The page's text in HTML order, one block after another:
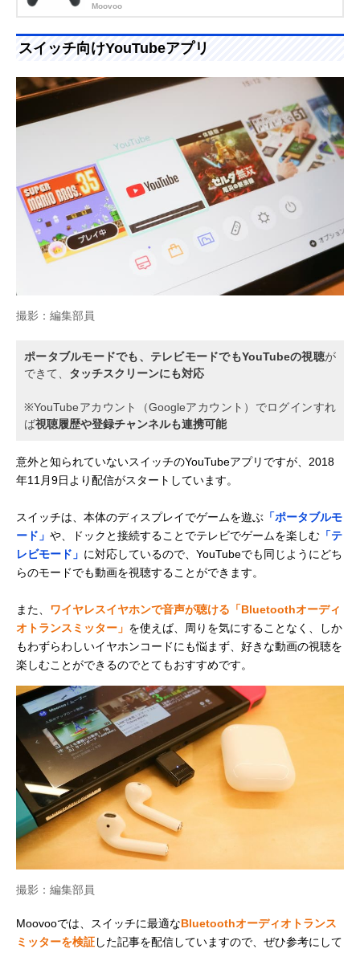
Moovoo
スイッチ向けYouTubeアプリ
撮影：編集部員
ポータブルモードでも、テレビモードでもYouTubeの視聴が
できて、 タッチスクリーンにも対応
※YouTubeアカウント（Googleアカウント）でログインすれ
ば視聴履歴や登録チャンネルも連携可能
意外と知られていないスイッチのYouTubeアプリですが、2018
年11月9日より配信がスタートしています。
スイッチは、本体のディスプレイでゲームを遊ぶ 「ポータブルモ
ード」 や、ドックと接続することでテレビでゲームを楽しむ 「テ
レビモード」 に対応しているので、YouTubeでも同じようにどち
らのモードでも動画を視聴することができます。
また、 ワイヤレスイヤホンで音声が聴ける「Bluetoothオーディ
オトランスミッター」 を使えば、周りを気にすることなく、しか
もわずらわしいイヤホンコードにも悩まず、好きな動画の視聴を
楽しむことができるのでとてもおすすめです。
撮影：編集部員
Moovooでは、スイッチに最適なBluetoothオーディオトランス
ミッターを検証した記事を配信していますので、ぜひ参考にして